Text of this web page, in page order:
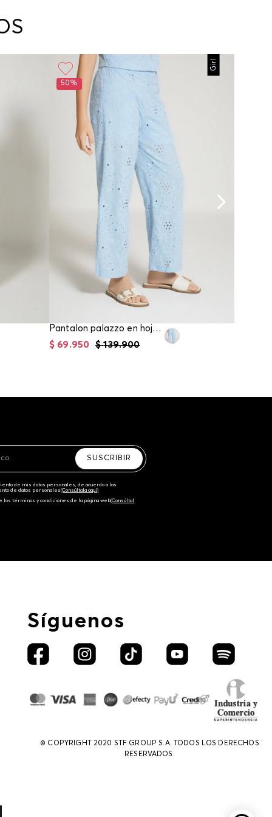
Planchar a temperatura maximo 110°c
la recogida del producto en la dirección
Girl
50%
Pantalon palazzo en hojarota para girl
$ 139.900
$ 69.950
SUSCRIBIR
de mis datos personales, de acuerdo a las
de datos personales‎(Consúltala aquí)
los términos y condiciones de la página web‎(Consúltal
Síguenos
© COPYRIGHT 2020 STF GROUP S.A. TODOS LOS DERECHOS
RESERVADOS.